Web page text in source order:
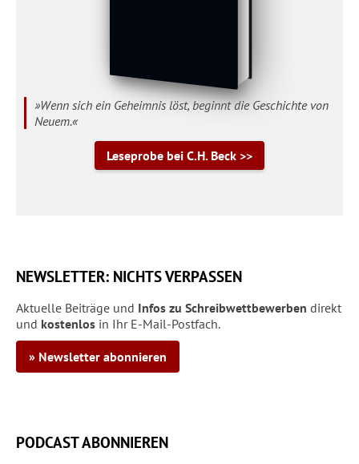
»Wenn sich ein Geheimnis löst, beginnt die Geschichte von
Neuem.«
Leseprobe bei C.H. Beck >>
NEWSLETTER: NICHTS VERPASSEN
Aktuelle Beiträge und Infos zu Schreibwettbewerben direkt
und kostenlos in Ihr E-Mail-Postfach.
» Newsletter abonnieren
PODCAST ABONNIEREN